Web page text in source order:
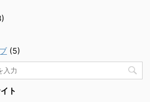
(5)
ト